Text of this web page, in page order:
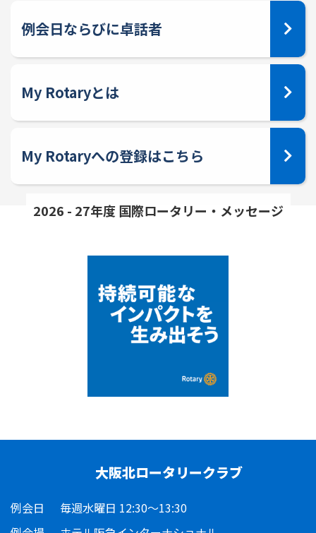
例会日ならびに卓話者
My Rotaryとは
My Rotaryへの登録はこちら
2026 - 27年度 国際ロータリー・メッセージ
大阪北ロータリークラブ
例会日
毎週水曜日 12:30～13:30